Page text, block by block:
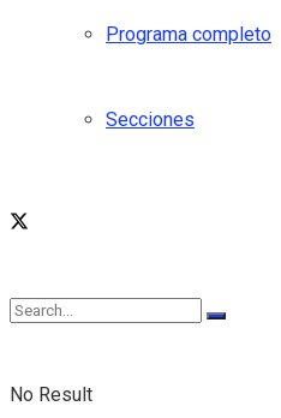
Programa completo
Secciones
No Result